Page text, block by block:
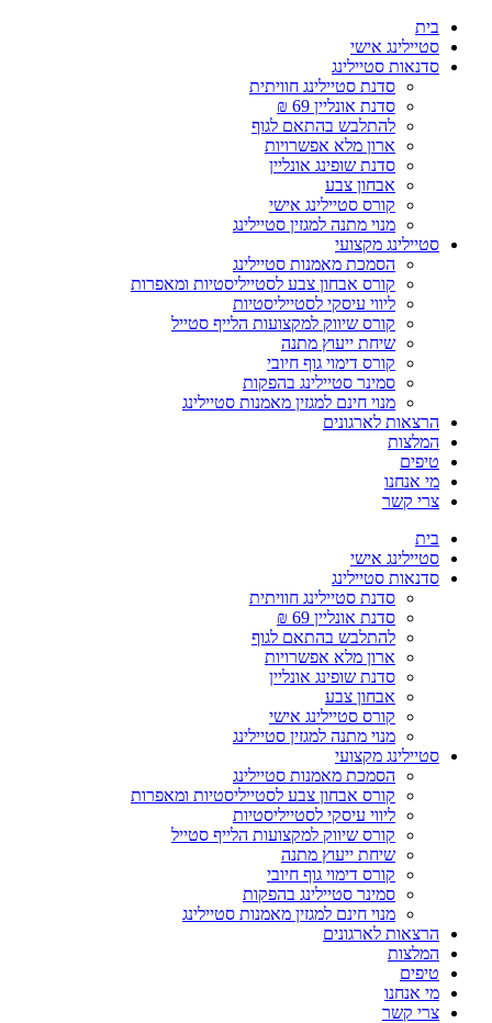
בית
סטיילינג אישי
סדנאות סטיילינג
סדנת סטיילינג חוויתית
סדנת אונליין 69 ₪
להתלבש בהתאם לגוף
ארון מלא אפשרויות
סדנת שופינג אונליין
אבחון צבע
קורס סטיילינג אישי
מנוי מתנה למגזין סטיילינג
סטיילינג מקצועי
הסמכת מאמנות סטיילינג
קורס אבחון צבע לסטייליסטיות ומאפרות
ליווי עיסקי לסטייליסטיות
קורס שיווק למקצועות הלייף סטייל
שיחת ייעוץ מתנה
קורס דימוי גוף חיובי
סמינר סטיילינג בהפקות
מנוי חינם למגזין מאמנות סטיילינג
הרצאות לארגונים
המלצות
טיפים
מי אנחנו
צרי קשר
בית
סטיילינג אישי
סדנאות סטיילינג
סדנת סטיילינג חוויתית
סדנת אונליין 69 ₪
להתלבש בהתאם לגוף
ארון מלא אפשרויות
סדנת שופינג אונליין
אבחון צבע
קורס סטיילינג אישי
מנוי מתנה למגזין סטיילינג
סטיילינג מקצועי
הסמכת מאמנות סטיילינג
קורס אבחון צבע לסטייליסטיות ומאפרות
ליווי עיסקי לסטייליסטיות
קורס שיווק למקצועות הלייף סטייל
שיחת ייעוץ מתנה
קורס דימוי גוף חיובי
סמינר סטיילינג בהפקות
מנוי חינם למגזין מאמנות סטיילינג
הרצאות לארגונים
המלצות
טיפים
מי אנחנו
צרי קשר